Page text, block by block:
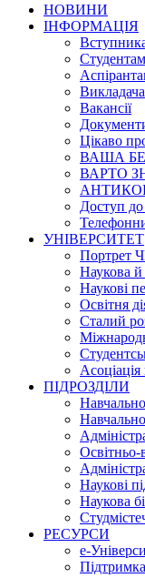
НОВИНИ
ІНФОРМАЦІЯ
Студентам
Вакансії
Цікаво
ВАША
ВАРТО
Доступ до
УНІВЕРСИТЕТ
Портрет
Наукова й
Наукові
Освітня
Сталий
ПІДРОЗДІЛИ
Наукові
Наукова
РЕСУРСИ
е-